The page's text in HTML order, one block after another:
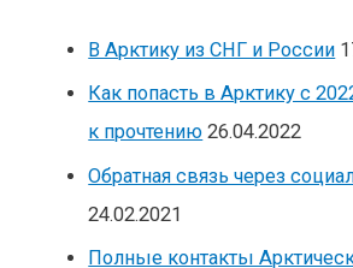
В Арктику из СНГ и России
Как попасть в Арктику с
к прочтению 26.04.2022
Обратная связь через
24.02.2021
Полные контакты